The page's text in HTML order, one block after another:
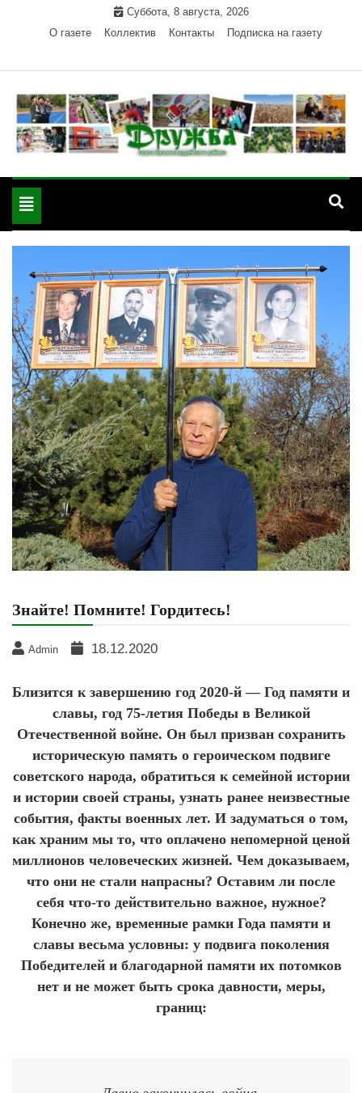
Суббота, 8 августа, 2026
О газете
Коллектив Контакты Подписка на газету
"Дружба" — газета
района РА
Красногвардейского района Республики Адыгея
Toggle
navigation
Знайте! Помните! Гордитесь!
Admin 18.12.2020
Близится к завершению год 2020-й — Год памяти и
славы, год 75-летия Победы в Великой
Отечественной войне. Он был призван сохранить
историческую память о героическом подвиге
советского народа, обратиться к семейной истории
и истории своей страны, узнать ранее неизвестные
события, факты военных лет. И задуматься о том,
как храним мы то, что оплачено непомерной ценой
миллионов человеческих жизней. Чем доказываем,
что они не стали напрасны? Оставим ли после
себя что-то действительно важное, нужное?
Конечно же, временные рамки Года памяти и
славы весьма условны: у подвига поколения
Победителей и благодарной памяти их потомков
нет и не может быть срока давности, меры,
границ: